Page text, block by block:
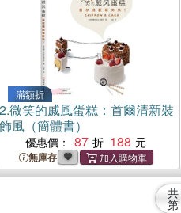
滿額折
2.微笑的戚風蛋糕：首爾清新裝
飾風（簡體書）
優惠價： 87 188
無庫存
共
第